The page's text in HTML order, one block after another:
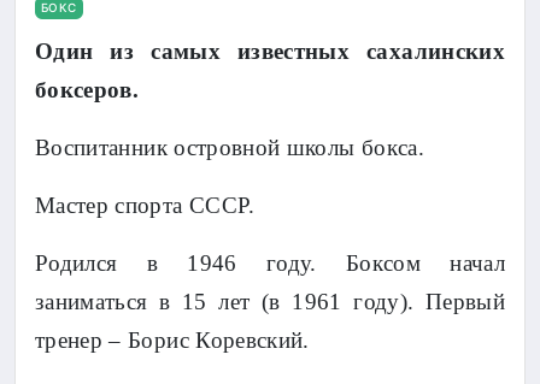
БОКС
Один из самых известных сахалинских
боксеров.
Воспитанник островной школы бокса.
Мастер спорта СССР.
Родился в 1946 году. Боксом начал
заниматься в 15 лет (в 1961 году). Первый
тренер – Борис Коревский.